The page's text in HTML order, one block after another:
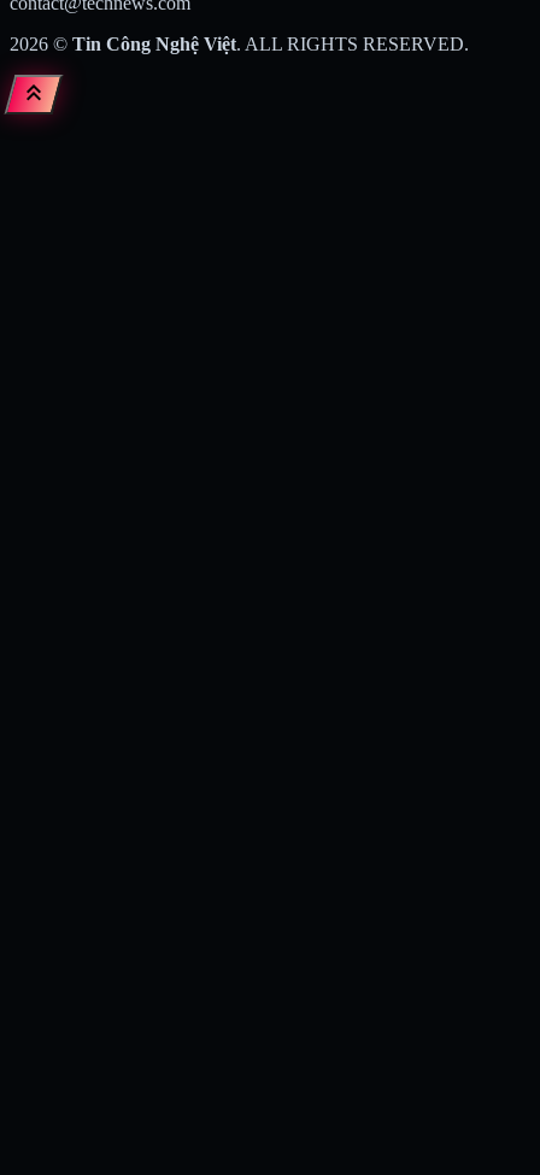
2026 © Tin Công Nghệ Việt. ALL RIGHTS RESERVED.
keyboard_double_arrow_up